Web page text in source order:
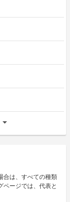
合は、すべての種類
ページでは、代表と